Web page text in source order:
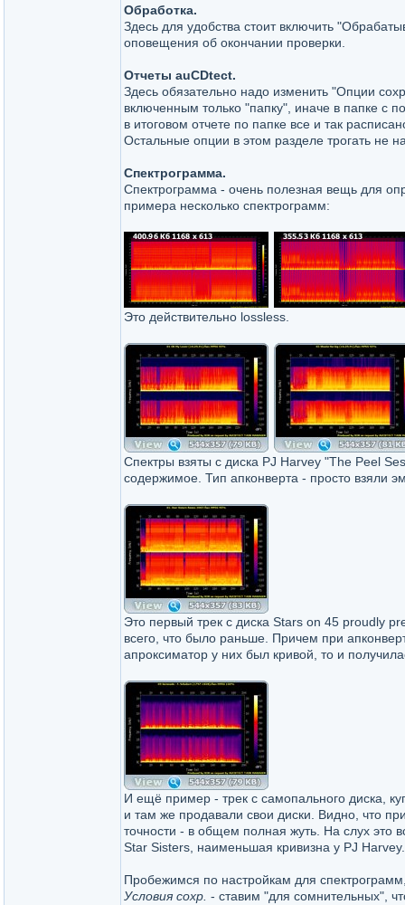
Обработка.
Здесь для удобства стоит включить
оповещения об окончании проверки.
Отчеты auCDtect.
Здесь обязательно надо изменить "Опции
включенным только "папку", иначе в папке с
в итоговом отчете по папке все и так
Остальные опции в этом разделе трогать не
Спектрограмма.
Спектрограмма - очень полезная вещь для
примера несколько спектрограмм:
Это действительно lossless.
Спектры взяты с диска PJ Harvey "The Peel
содержимое. Тип апконверта - просто взяли
Это первый трек с диска Stars on 45 proudly
всего, что было раньше. Причем при
апроксиматор у них был кривой, то и
И ещё пример - трек с самопального диска,
и там же продавали свои диски. Видно, что
точности - в общем полная жуть. На слух это
Star Sisters, наименьшая кривизна у PJ Harvey.
Пробежимся по настройкам для
Условия сохр. - ставим "для сомнительных",